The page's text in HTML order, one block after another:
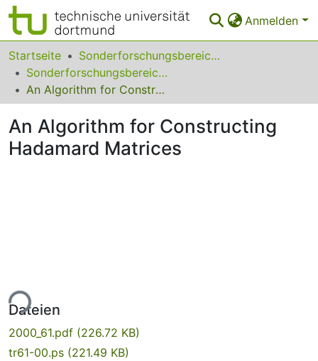
Anmelden
Bereiche & Sammlungen
Das gesamte Repositorium
FAQ
Startseite
Sonderforschungsbereiche
Sonderforschungsbereich (SFB) 475
An Algorithm for Constructing Hadamard Matrices
An Algorithm for Constructing
Hadamard Matrices
Dateien
2000_61.pdf (226.72 KB)
tr61-00.ps (221.49 KB)